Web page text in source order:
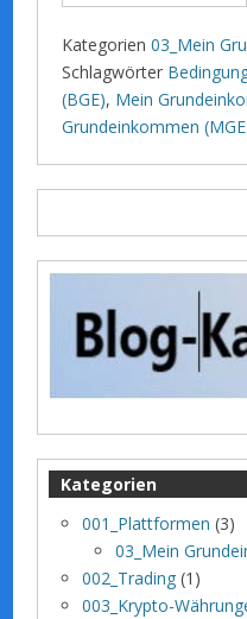
Kategorien 03_Mein
Schlagwörter
(BGE), Mein
Grundeinkommen
Kategorien
001_Plattformen (3)
03_Mein
002_Trading (1)
003_Krypto-